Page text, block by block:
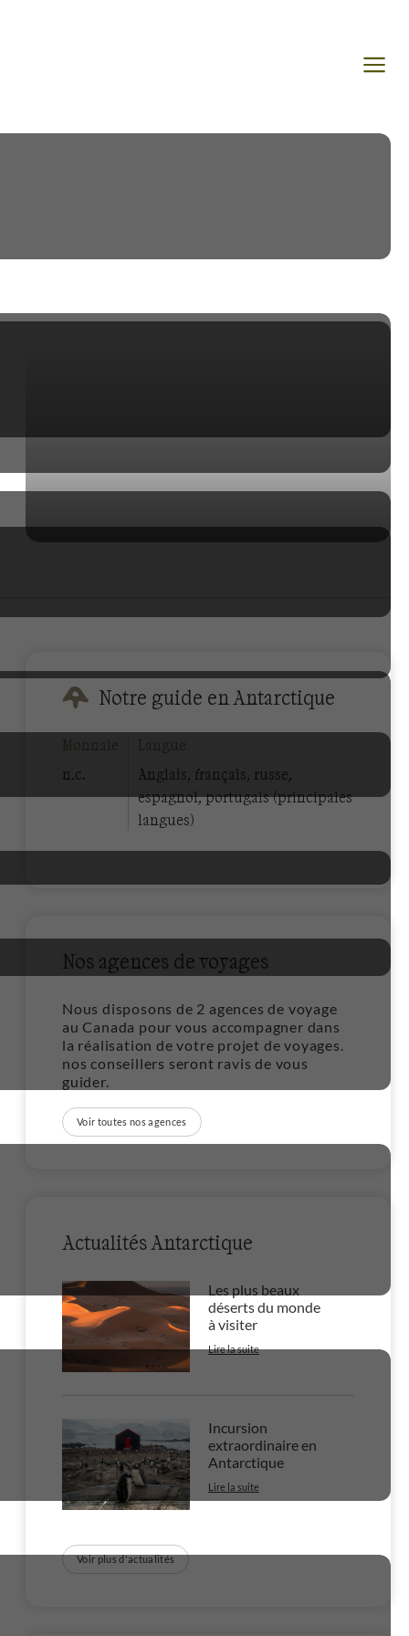
Notre guide en Antarctique
Monnaie
n.c.
Langue
Anglais, français, russe,
espagnol, portugais (principales
langues)
Nos agences de voyages
Nous disposons de 2 agences de voyage
au Canada pour vous accompagner dans
la réalisation de votre projet de voyages.
nos conseillers seront ravis de vous
guider.
Voir toutes nos agences
Actualités Antarctique
Les plus beaux
déserts du monde
à visiter
Lire la suite
Incursion
extraordinaire en
Antarctique
Lire la suite
Voir plus d'actualités